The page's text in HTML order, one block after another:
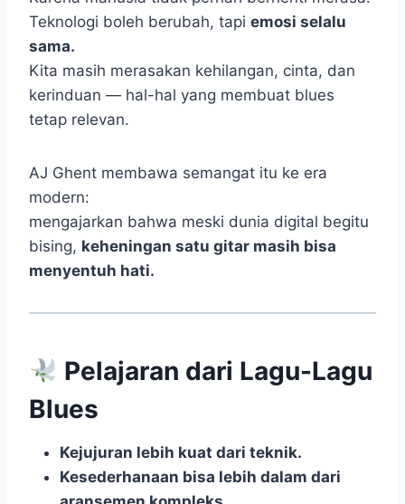
Teknologi boleh berubah, tapi emosi selalu
sama.
Kita masih merasakan kehilangan, cinta, dan
kerinduan — hal-hal yang membuat blues
tetap relevan.
AJ Ghent membawa semangat itu ke era
modern:
mengajarkan bahwa meski dunia digital begitu
bising, keheningan satu gitar masih bisa
menyentuh hati.
Pelajaran dari Lagu-Lagu
Blues
Kejujuran lebih kuat dari teknik.
Kesederhanaan bisa lebih dalam dari